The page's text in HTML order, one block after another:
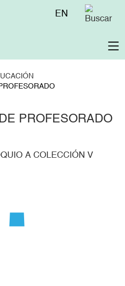
Menú
EN
PROFESORADO
A COLECCIÓN V